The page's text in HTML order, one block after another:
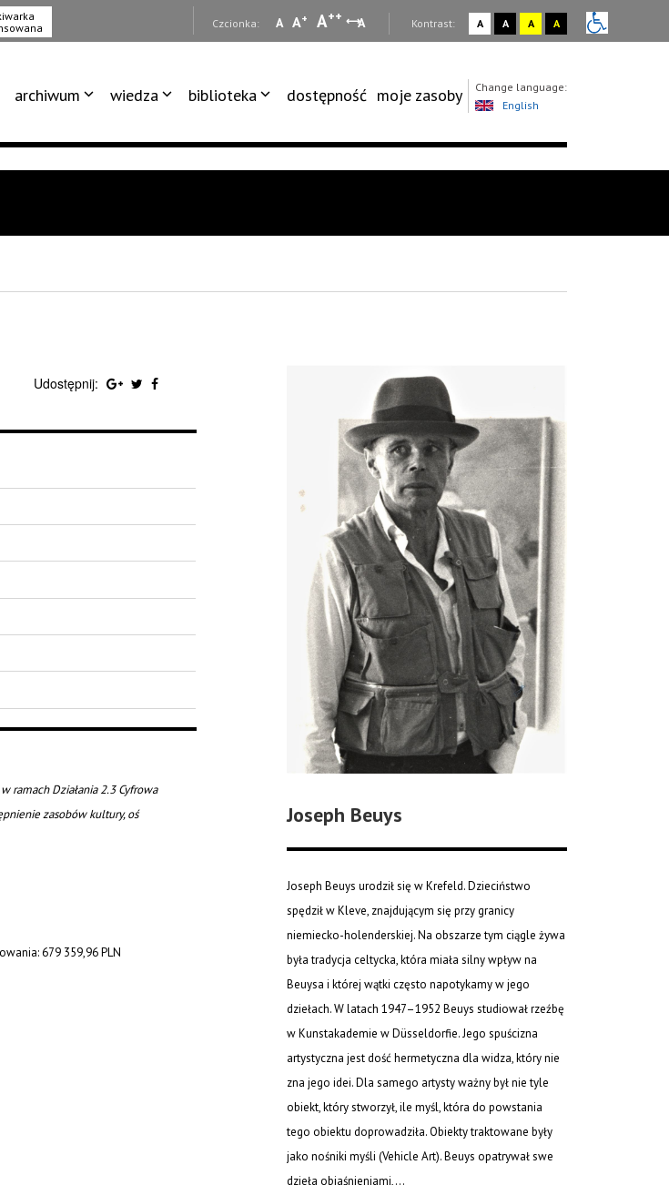
Czcionka: A A+ A++ A Kontrast: A A A A
archiwum wiedza biblioteka dostępność moje zasoby
Change language:
English
Udostępnij:
ramach Działania 2.3 Cyfrowa
zasobów kultury, oś
679 359,96 PLN
Joseph Beuys
Joseph Beuys urodził się w Krefeld. Dzieciństwo
spędził w Kleve, znajdującym się przy granicy
niemiecko-holenderskiej. Na obszarze tym ciągle żywa
była tradycja celtycka, która miała silny wpływ na
Beuysa i której wątki często napotykamy w jego
dziełach. W latach 1947–1952 Beuys studiował rzeźbę
w Kunstakademie w Düsseldorfie. Jego spuścizna
artystyczna jest dość hermetyczna dla widza, który nie
zna jego idei. Dla samego artysty ważny był nie tyle
obiekt, który stworzył, ile myśl, która do powstania
tego obiektu doprowadziła. Obiekty traktowane były
jako nośniki myśli (Vehicle Art). Beuys opatrywał swe
dzieła objaśnieniami,...